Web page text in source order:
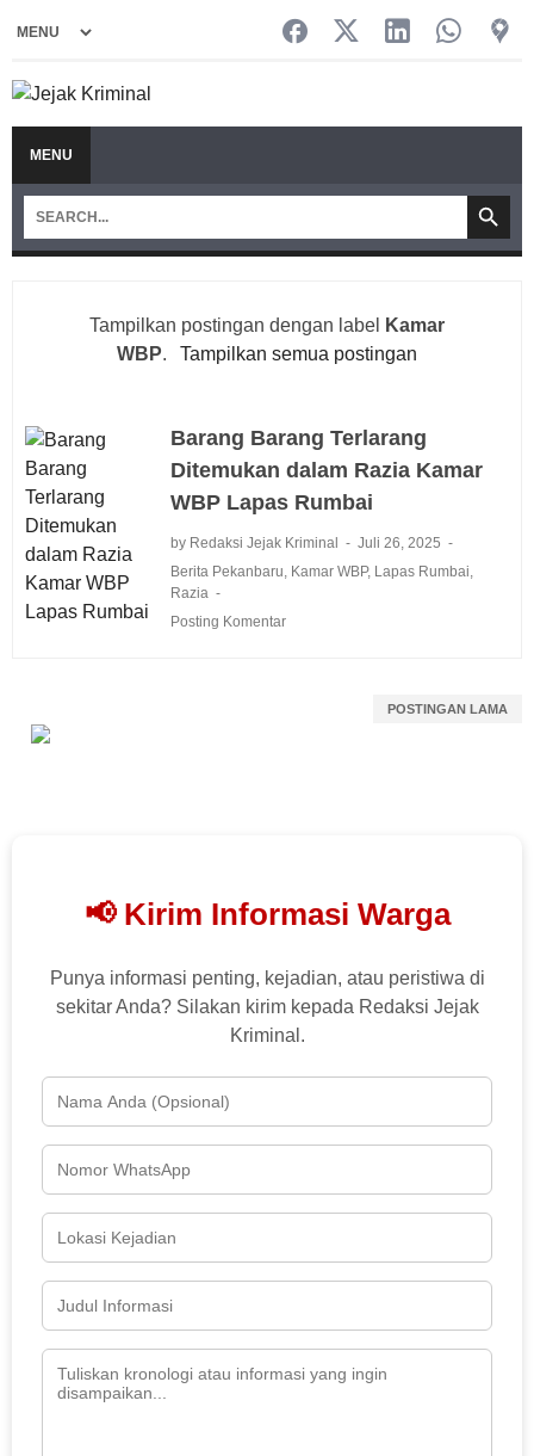
MENU
Tampilkan postingan dengan label
Kamar
WBP. Tampilkan semua postingan
Barang Barang Terlarang
Ditemukan dalam Razia Kamar
WBP Lapas Rumbai
by Redaksi Jejak Kriminal
Juli 26, 2025
Berita Pekanbaru Kamar WBP, Lapas Rumbai
Razia
Posting Komentar
POSTINGAN LAMA
📢 Kirim Informasi Warga
Punya informasi penting, kejadian, atau peristiwa di
sekitar Anda? Silakan kirim kepada Redaksi Jejak
Kriminal.